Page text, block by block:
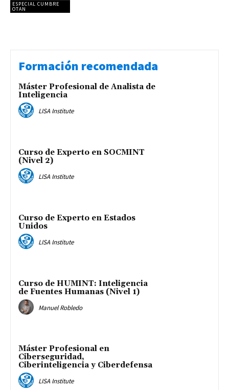
ESPECIAL CUMBRE
OTAN
Formación recomendada
Máster Profesional de Analista de
Inteligencia
LISA Institute
Curso de Experto en SOCMINT
(Nivel 2)
LISA Institute
Curso de Experto en Estados
Unidos
LISA Institute
Curso de HUMINT: Inteligencia
de Fuentes Humanas (Nivel 1)
Manuel Robledo
Máster Profesional en
Ciberseguridad,
Ciberinteligencia y Ciberdefensa
LISA Institute